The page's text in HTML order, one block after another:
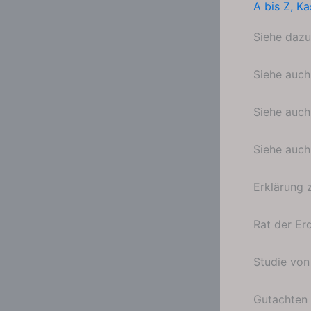
A bis Z,
Siehe dazu
Siehe auch
Siehe auch
Siehe auch
Erklärung
Rat der
Studie
Gutachten